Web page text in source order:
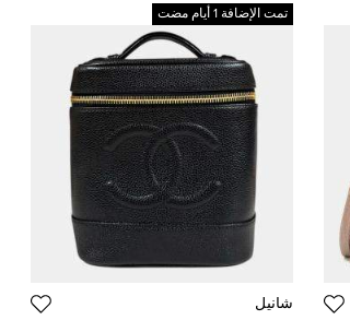
تمت الإضافة 1 أيام مضت
شانيل